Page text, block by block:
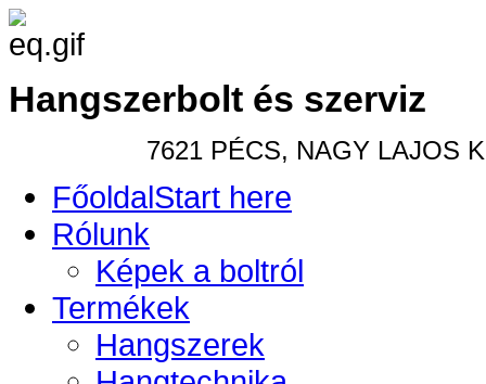
Hangszerbolt és szerviz
7621 PÉCS, NAGY LAJOS
FőoldalStart here
Rólunk
Képek a boltról
Termékek
Hangszerek